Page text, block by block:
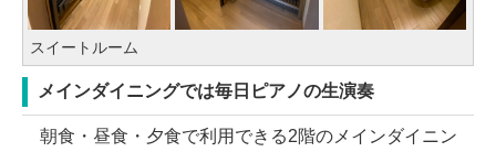
スイートルーム
メインダイニングでは毎日ピアノの生演奏
朝食・昼食・夕食で利用できる2階のメインダイニン